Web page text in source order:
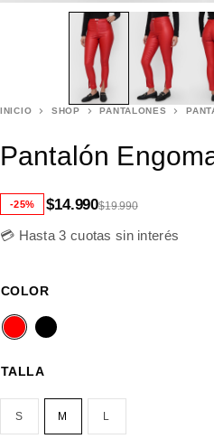
INICIO SHOP PANTALONES
Pantalón
-25% $19.990
$14.990
💳 Hasta 3 cuotas sin interés
COLOR
TALLA
S M L